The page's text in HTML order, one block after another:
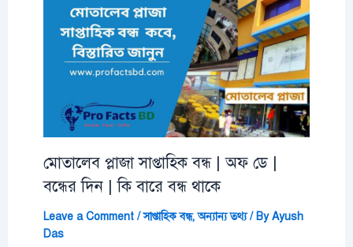
মোতালেব প্লাজা সাপ্তাহিক বন্ধ | অফ ডে |
বন্ধের দিন | কি বারে বন্ধ থাকে
Leave a Comment /সাপ্তাহিক বন্ধ,অন্যান্য তথ্য/ ByAyush
Das